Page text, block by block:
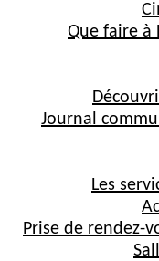
Que faire à
Journal
Les
Prise de rendez-